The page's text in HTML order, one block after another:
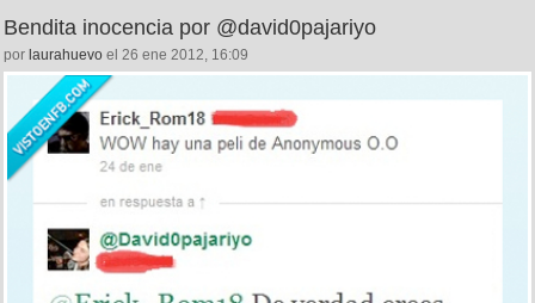
Bendita inocencia por @david0pajariyo
por laurahuevo el 26 ene 2012, 16:09